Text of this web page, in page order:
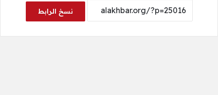
نسخ الرابط